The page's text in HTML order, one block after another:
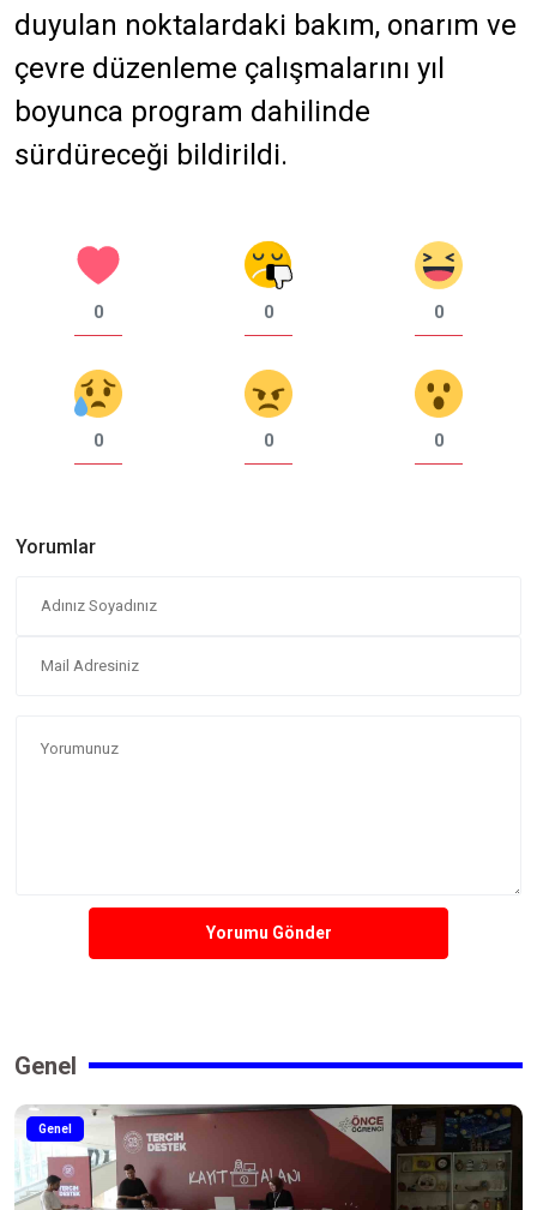
duyulan noktalardaki bakım, onarım ve
çevre düzenleme çalışmalarını yıl
boyunca program dahilinde
sürdüreceği bildirildi.
0 0 0
0 0 0
Yorumlar
Yorumu Gönder
Genel
Genel